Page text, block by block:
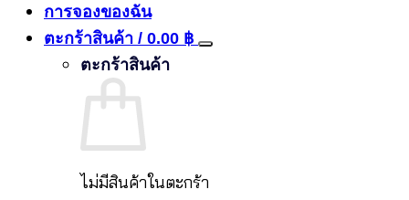
การจองของฉัน
ตะกร้าสินค้า / 0.00 ฿
ตะกร้าสินค้า
ไม่มีสินค้าในตะกร้า